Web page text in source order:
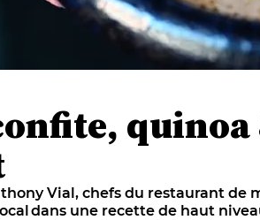
Vial, chefs du restaurant de
dans une recette de haut